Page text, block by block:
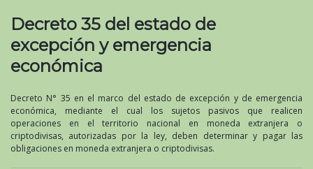
Decreto 35 del estado de
excepción y emergencia
económica
Decreto N° 35 en el marco del estado de excepción y de emergencia
económica, mediante el cual los sujetos pasivos que realicen
operaciones en el territorio nacional en moneda extranjera o
criptodivisas, autorizadas por la ley, deben determinar y pagar las
obligaciones en moneda extranjera o criptodivisas.